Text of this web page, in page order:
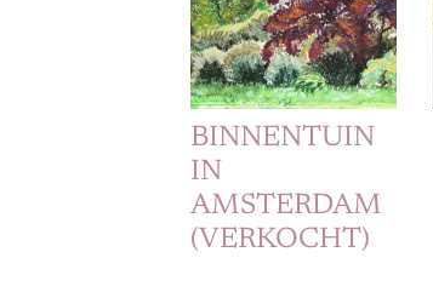
BINNENTUIN
IN
AMSTERDAM
(VERKOCHT)